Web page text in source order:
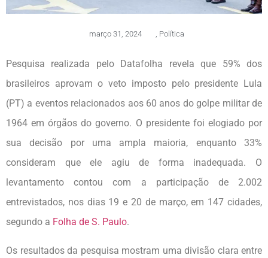
março 31, 2024 , Política
Pesquisa realizada pelo Datafolha revela que 59% dos
brasileiros aprovam o veto imposto pelo presidente Lula
(PT) a eventos relacionados aos 60 anos do golpe militar de
1964 em órgãos do governo. O presidente foi elogiado por
sua decisão por uma ampla maioria, enquanto 33%
consideram que ele agiu de forma inadequada. O
levantamento contou com a participação de 2.002
entrevistados, nos dias 19 e 20 de março, em 147 cidades,
segundo a Folha de S. Paulo.
Os resultados da pesquisa mostram uma divisão clara entre